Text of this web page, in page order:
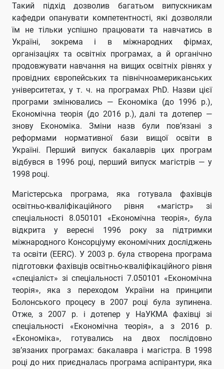
Такий підхід дозволив багатьом випускникам
кафедри опанувати компетентності, які дозволяли
їм не тільки успішно працювати та навчатись в
Україні, зокрема і в міжнародних фірмах,
організаціях та освітніх програмах, а й органічно
продовжувати навчання на вищих освітніх рівнях у
провідних європейських та північноамериканських
університетах, у т. ч. на програмах PhD. Назви цієї
програми змінювались — Економіка (до 1996 р.),
Економічна теорія (до 2016 р.), далі та дотепер —
знову Економіка. Зміни назв були пов’язані з
реформами нормативної бази вищої освіти в
Україні. Перший випуск бакалаврів цих програм
відбувся в 1996 році, перший випуск магістрів — у
1998 році.
Магістерська програма, яка готувала фахівців
освітньо-кваліфікаційного рівня «магістр» зі
спеціальності 8.050101 «Економічна теорія», була
відкрита у вересні 1996 року за підтримки
міжнародного Консорціуму економічних досліджень
та освіти (EERC). У 2003 р. була створена програма
підготовки фахівців освітньо-кваліфікаційного рівня
«спеціаліст» зі спеціальності 7.050101 «Економічна
теорія», яка з переходом України на принципи
Болонського процесу в 2007 році була зупинена.
Отже, з 2007 р. і дотепер у НаУКМА фахівці зі
спеціальності «Економічна теорія», а з 2016 р.
«Економіка», готувались на двох послідовно
зв’язаних програмах: бакалавра і магістра. В 1998
році до них приєдналась програма аспірантури, яка